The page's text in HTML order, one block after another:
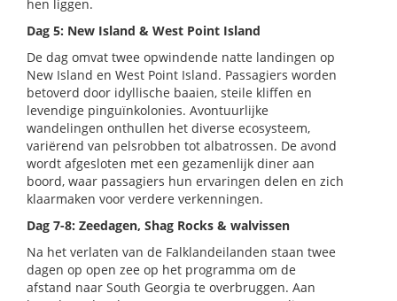
hen liggen.
Dag 5: New Island & West Point Island
De dag omvat twee opwindende natte landingen op
New Island en West Point Island. Passagiers worden
betoverd door idyllische baaien, steile kliffen en
levendige pinguïnkolonies. Avontuurlijke
wandelingen onthullen het diverse ecosysteem,
variërend van pelsrobben tot albatrossen. De avond
wordt afgesloten met een gezamenlijk diner aan
boord, waar passagiers hun ervaringen delen en zich
klaarmaken voor verdere verkenningen.
Dag 7-8: Zeedagen, Shag Rocks & walvissen
Na het verlaten van de Falklandeilanden staan twee
dagen op open zee op het programma om de
afstand naar South Georgia te overbruggen. Aan